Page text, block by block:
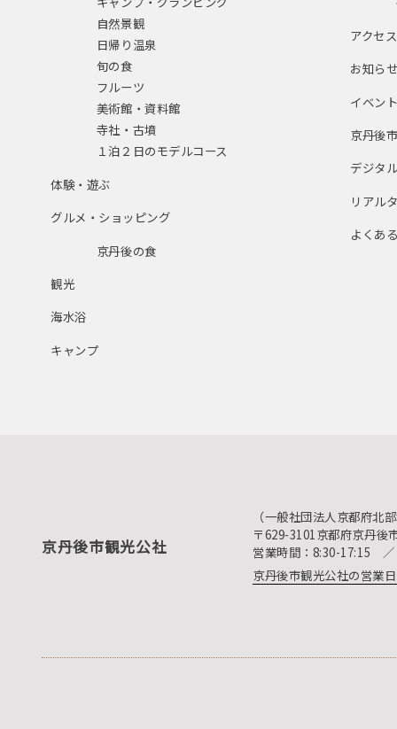
自然景観
日帰り温泉
旬の食
フルーツ
美術館・資料館
寺社・古墳
１泊２日のモデルコース
体験・遊ぶ
グルメ・ショッピング
京丹後の食
観光
海水浴
キャンプ
アクセス
お知ら
イベン
京丹後
デジタ
リアル
よくあ
京丹後市観光公社
（一般社団法人京都府
〒629-3101京都府京丹
営業時間：8:30-17:15
京丹後市観光公社の営業